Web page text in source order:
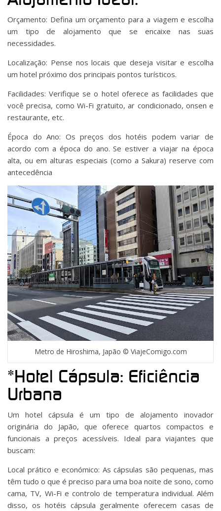
Orçamento: Defina um orçamento para a viagem e escolha
um tipo de alojamento que se encaixe nas suas
necessidades.
Localização: Pense nos locais que deseja visitar e escolha
um hotel próximo dos principais pontos turísticos.
Facilidades: Verifique se o hotel oferece as facilidades que
você precisa, como Wi-Fi gratuito, ar condicionado, onsen e
restaurante, etc.
Época do Ano: Os preços dos hotéis podem variar de
acordo com a época do ano. Se estiver a viajar na época
alta, ou em alturas especiais (como a Sakura) reserve com
antecedência
Metro de Hiroshima, Japão © ViajeComigo.com
*Hotel Cápsula: Eficiência
Urbana
Um hotel cápsula é um tipo de alojamento inovador
originária do Japão, que oferece quartos compactos e
funcionais a preços acessíveis. Ideal para viajantes que
buscam:
Local prático e económico: As cápsulas são pequenas, mas
têm tudo o que é preciso para uma boa noite de sono, como
cama, TV, Wi-Fi e controlo de temperatura individual. Além
disso, os hotéis cápsula geralmente oferecem casas de